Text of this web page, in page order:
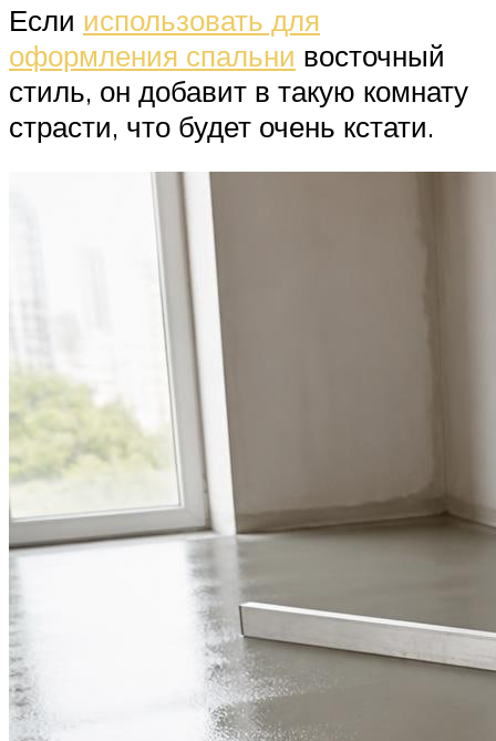
Если использовать для
оформления спальни восточный
стиль, он добавит в такую комнату
страсти, что будет очень кстати.